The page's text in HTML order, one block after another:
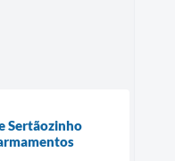
Sertãozinho